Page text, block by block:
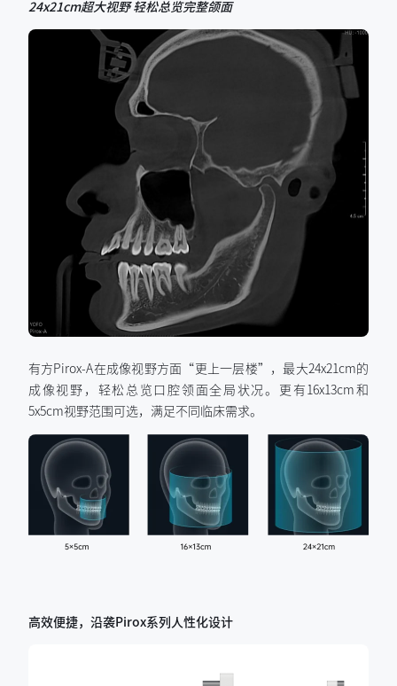
24x21cm超大视野 轻松总览完整颌面
有方Pirox-A在成像视野方面“更上一层楼”，最大24x21cm的
成像视野，轻松总览口腔领面全局状况。更有16x13cm和
5x5cm视野范围可选，满足不同临床需求。
高效便捷， 沿袭Pirox系列人性化设计